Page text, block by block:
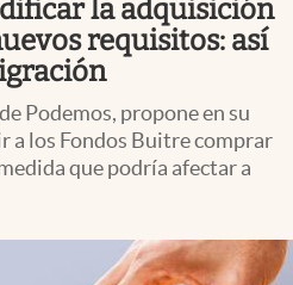
la adquisición
requisitos: así
Podemos, propone en su
a los Fondos Buitre comprar
que podría afectar a